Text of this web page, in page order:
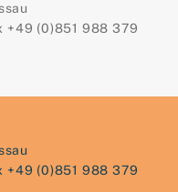
+49 (0)851 988 379
+49 (0)851 988 379